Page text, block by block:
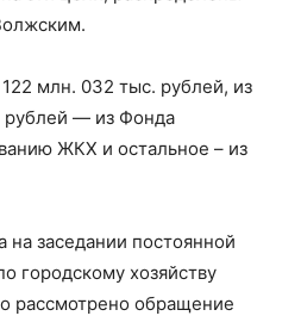
млн. 032 тыс. рублей, из
рублей — из Фонда
ЖКХ и остальное – из
заседании постоянной
городскому хозяйству
рассмотрено обращение